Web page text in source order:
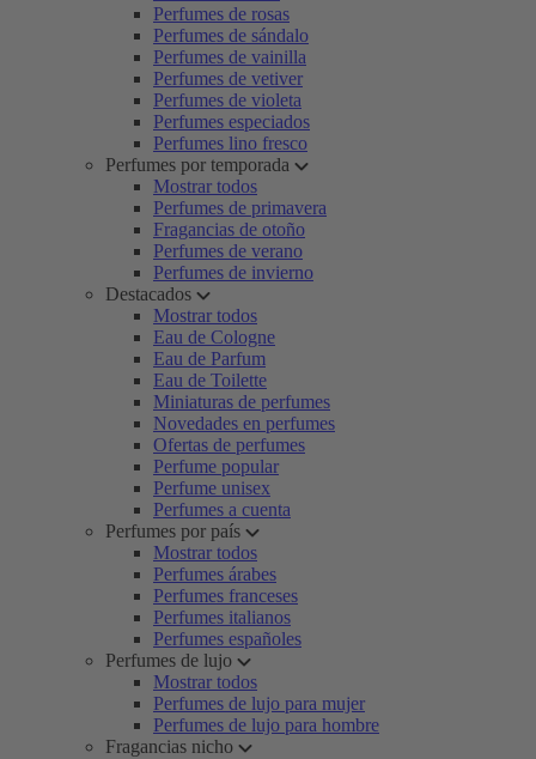
Perfumes de rosas
Perfumes de sándalo
Perfumes de vainilla
Perfumes de vetiver
Perfumes de violeta
Perfumes especiados
Perfumes lino fresco
Perfumes por temporada
Mostrar todos
Perfumes de primavera
Fragancias de otoño
Perfumes de verano
Perfumes de invierno
Destacados
Mostrar todos
Eau de Cologne
Eau de Parfum
Eau de Toilette
Miniaturas de perfumes
Novedades en perfumes
Ofertas de perfumes
Perfume popular
Perfume unisex
Perfumes a cuenta
Perfumes por país
Mostrar todos
Perfumes árabes
Perfumes franceses
Perfumes italianos
Perfumes españoles
Perfumes de lujo
Mostrar todos
Perfumes de lujo para mujer
Perfumes de lujo para hombre
Fragancias nicho